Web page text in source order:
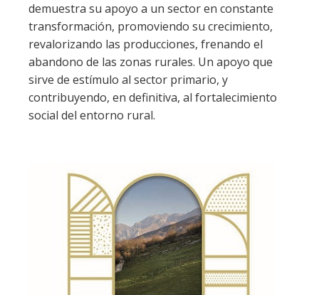
demuestra su apoyo a un sector en constante
transformación, promoviendo su crecimiento,
revalorizando las producciones, frenando el
abandono de las zonas rurales. Un apoyo que
sirve de estímulo al sector primario, y
contribuyendo, en definitiva, al fortalecimiento
social del entorno rural.